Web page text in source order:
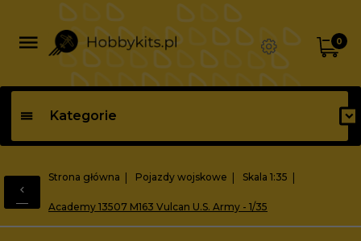
0
Kategorie
Strona główna Pojazdy wojskowe Skala 1:35
Academy 13507 M163 Vulcan U.S. Army - 1/35